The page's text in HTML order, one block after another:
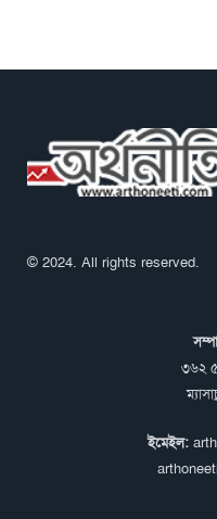
© 2024. All rights reserved.
৩৬২ ৫
ইমেইল: